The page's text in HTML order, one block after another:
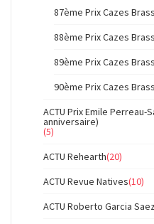
87ème Prix Cazes
88ème Prix Cazes
89ème Prix Cazes
90ème Prix Cazes
ACTU Prix Emile Perreau-
anniversaire)
(5)
ACTU Rehearth(20)
ACTU Revue Natives(10)
ACTU Roberto Garcia